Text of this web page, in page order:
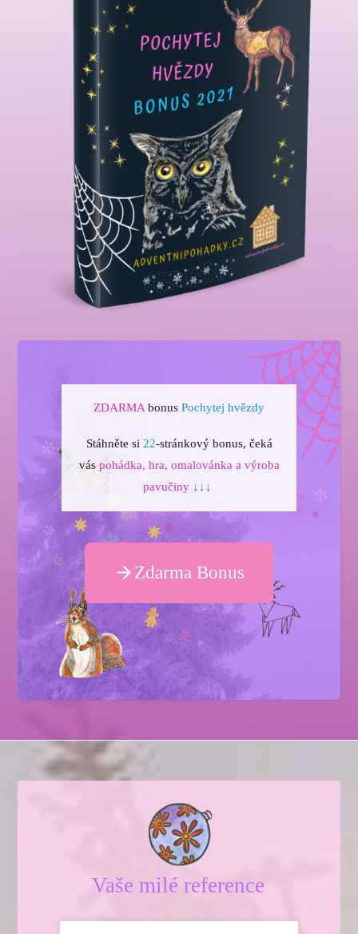
ZDARMA bonus Pochytej hvězdy
Stáhněte si 22-stránkový bonus, čeká
vás pohádka, hra, omalovánka a výroba
pavučiny ↓↓↓
Zdarma Bonus
Vaše milé reference